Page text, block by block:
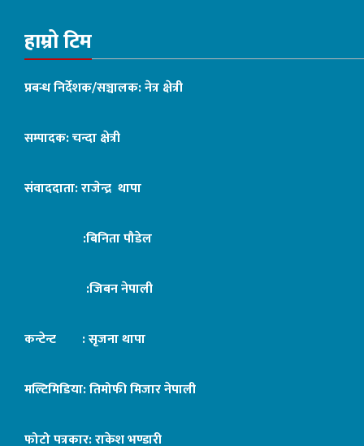
हाम्रो टिम
प्रबन्ध निर्देशक/सञ्चालक: नेत्र क्षेत्री
सम्पादक: चन्दा क्षेत्री
संवाददाता: राजेन्द्र थापा
:बिनिता पौडेल
:जिबन नेपाली
कन्टेन्ट : सृजना थापा
मल्टिमिडिया: तिमोफी मिजार नेपाली
फोटो पत्रकार: राकेश भण्डारी